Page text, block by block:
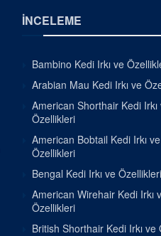
İNCELEME
Bambino Kedi Irkı ve
Arabian Mau Kedi Irkı ve
American Shorthair Kedi Irkı
Özellikleri
American Bobtail Kedi Irkı ve
Özellikleri
Bengal Kedi Irkı ve Özellikleri
American Wirehair Kedi Irkı
Özellikleri
British Shorthair Kedi Irkı ve